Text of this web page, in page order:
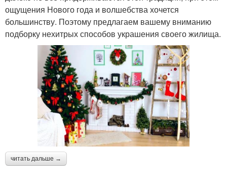
ощущения Нового года и волшебства хочется
большинству. Поэтому предлагаем вашему вниманию
подборку нехитрых способов украшения своего жилища.
читать дальше →